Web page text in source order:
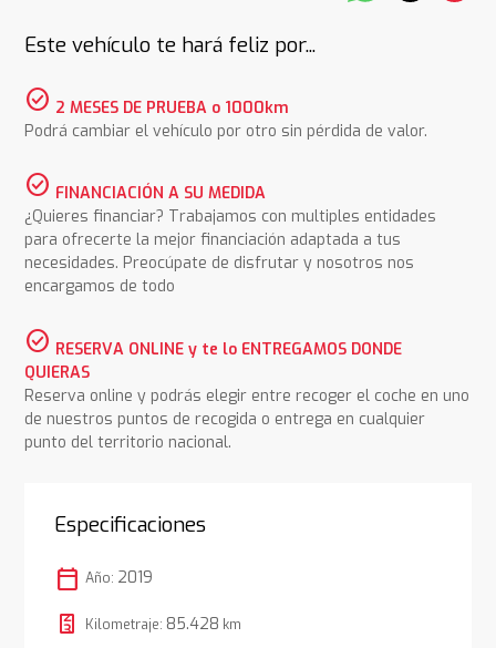
Este vehículo te hará feliz por...
check_circle 2 MESES DE PRUEBA o 1000km
Podrá cambiar el vehículo por otro sin pérdida de valor.
check_circle FINANCIACIÓN A SU MEDIDA
¿Quieres financiar? Trabajamos con multiples entidades
para ofrecerte la mejor financiación adaptada a tus
necesidades. Preocúpate de disfrutar y nosotros nos
encargamos de todo
check_circle RESERVA ONLINE y te lo ENTREGAMOS DONDE
QUIERAS
Reserva online y podrás elegir entre recoger el coche en uno
de nuestros puntos de recogida o entrega en cualquier
punto del territorio nacional.
Especificaciones
calendar_today Año: 2019
Kilometraje: 85.428 km